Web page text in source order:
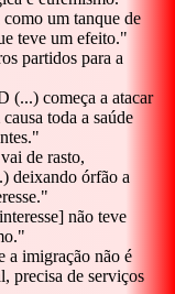
um tanque de
teve um efeito."
partidos para a
(...) começa a atacar
toda a saúde
"
de rasto,
deixando órfão a
"
não teve
"
a imigração não é
precisa de serviços